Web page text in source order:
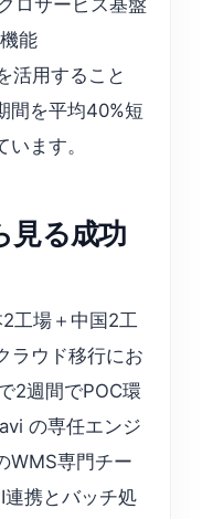
能
活用すること
間を平均40%短
ます。
見る成功
工場＋中国2工
ラウド移行にお
2週間でPOC環
の専任エンジ
WMS専門チー
連携とバッチ処